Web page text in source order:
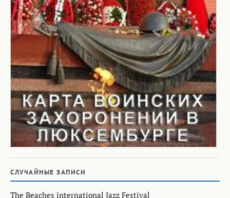
СЛУЧАЙНЫЕ ЗАПИСИ
The Beaches international Jazz Festival